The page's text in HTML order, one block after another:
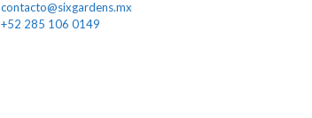
contacto@sixgardens.mx
+52 285 106 0149